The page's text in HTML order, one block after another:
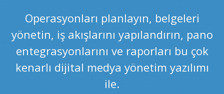
Operasyonları planlayın, belgeleri
yönetin, iş akışlarını yapılandırın, pano
entegrasyonlarını ve raporları bu çok
kenarlı dijital medya yönetim yazılımı
ile.